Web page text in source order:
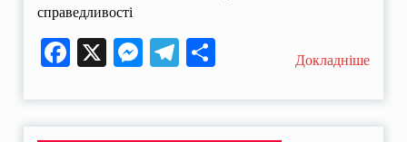
справедливості
Facebook
X Messenger
Telegram
Поділитися
Докладніше